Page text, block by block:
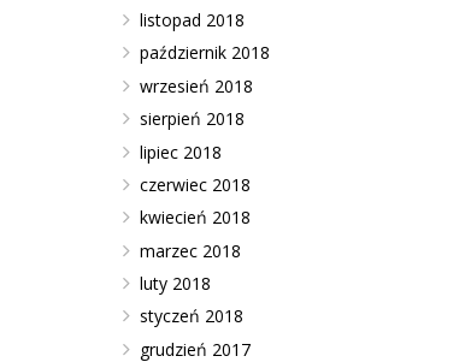
listopad 2018
październik 2018
wrzesień 2018
sierpień 2018
lipiec 2018
czerwiec 2018
kwiecień 2018
marzec 2018
luty 2018
styczeń 2018
grudzień 2017